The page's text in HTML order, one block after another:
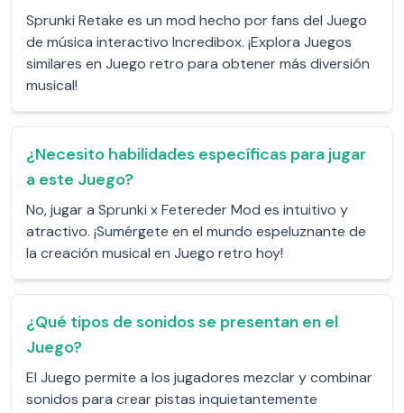
Sprunki Retake es un mod hecho por fans del Juego
de música interactivo Incredibox. ¡Explora Juegos
similares en Juego retro para obtener más diversión
musical!
¿Necesito habilidades específicas para jugar
a este Juego?
No, jugar a Sprunki x Fetereder Mod es intuitivo y
atractivo. ¡Sumérgete en el mundo espeluznante de
la creación musical en Juego retro hoy!
¿Qué tipos de sonidos se presentan en el
Juego?
El Juego permite a los jugadores mezclar y combinar
sonidos para crear pistas inquietantemente